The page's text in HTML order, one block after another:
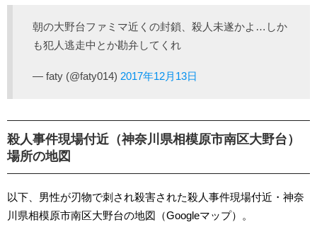
朝の大野台ファミマ近くの封鎖、殺人未遂かよ…しか
も犯人逃走中とか勘弁してくれ
— faty (@faty014) 2017年12月13日
殺人事件現場付近（神奈川県相模原市南区大野台）
場所の地図
以下、男性が刃物で刺され殺害された殺人事件現場付近・神奈
川県相模原市南区大野台の地図（Googleマップ）。